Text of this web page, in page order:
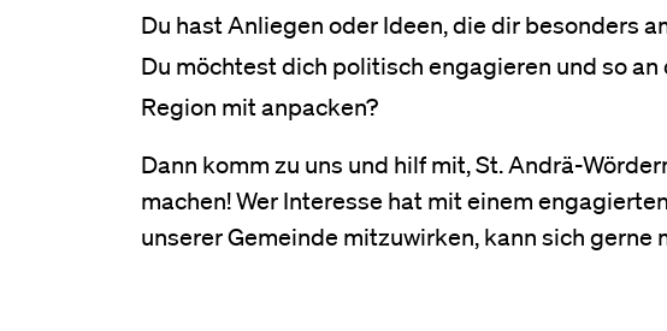
Du hast Anliegen oder Ideen, die dir besonders
Du möchtest dich politisch engagieren und so
Region mit anpacken?
Dann komm zu uns und hilf mit, St. Andrä-
machen! Wer Interesse hat mit einem
unserer Gemeinde mitzuwirken, kann sich gerne